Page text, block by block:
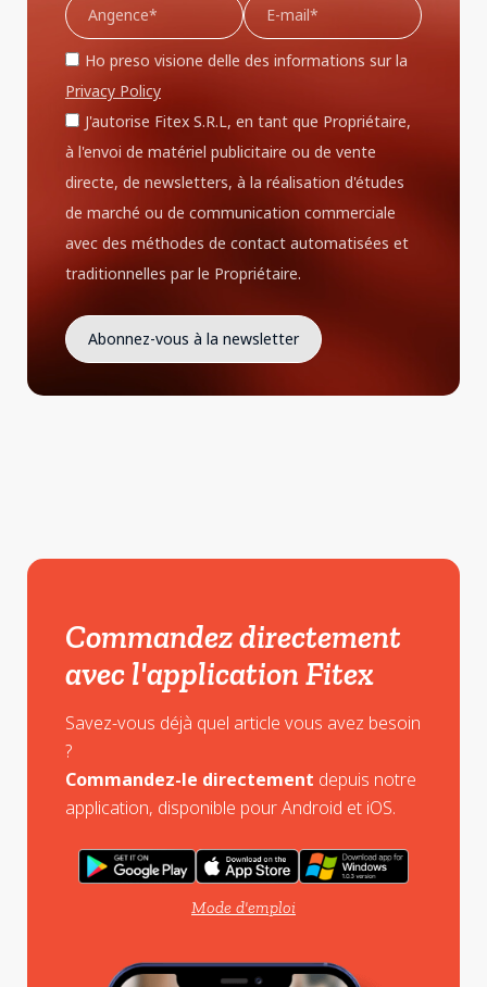
Ho preso visione delle des informations sur la
Privacy Policy
J'autorise Fitex S.R.L, en tant que Propriétaire,
à l'envoi de matériel publicitaire ou de vente
directe, de newsletters, à la réalisation d'études
de marché ou de communication commerciale
avec des méthodes de contact automatisées et
traditionnelles par le Propriétaire.
Commandez directement
avec l'application Fitex
Savez-vous déjà quel article vous avez besoin
?
Commandez-le directement depuis notre
application, disponible pour Android et iOS.
Mode d'emploi